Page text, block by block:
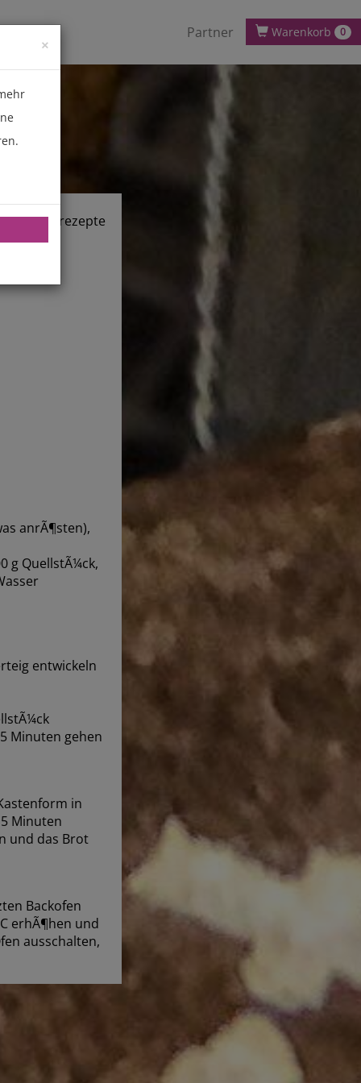
Partner Warenkorb 0
rezepte
anrÃ¶sten),
g QuellstÃ¼ck,
entwickeln
Minuten gehen
in
Minuten
und das Brot
Backofen
erhÃ¶hen und
ausschalten,
×